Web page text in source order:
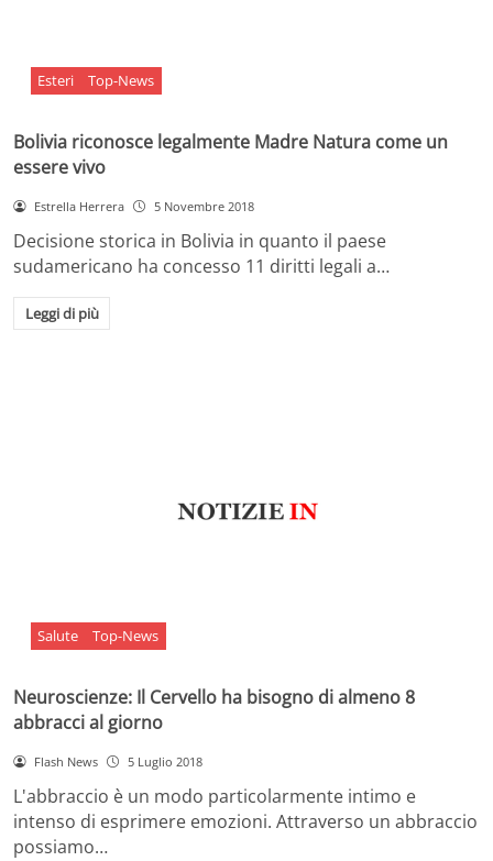
Esteri Top-News
Bolivia riconosce legalmente Madre Natura come un
essere vivo
Estrella Herrera 5 Novembre 2018
Decisione storica in Bolivia in quanto il paese
sudamericano ha concesso 11 diritti legali a…
Leggi di più
Salute Top-News
Neuroscienze: Il Cervello ha bisogno di almeno 8
abbracci al giorno
Flash News 5 Luglio 2018
L'abbraccio è un modo particolarmente intimo e
intenso di esprimere emozioni. Attraverso un abbraccio
possiamo…